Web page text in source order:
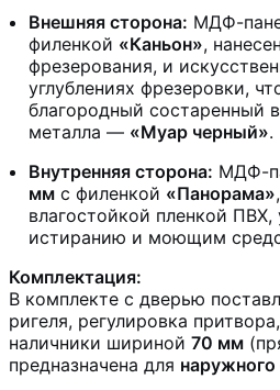
Внешняя сторона: МДФ-
филенкой «Каньон»,
фрезерования, и
углублениях фрезеровки,
благородный состаренный
металла — «Муар черный».
Внутренняя сторона: МДФ-
мм с филенкой «Панорама»
влагостойкой пленкой ПВХ,
истиранию и моющим
Комплектация:
В комплекте с дверью
ригеля, регулировка
наличники шириной 70 мм
предназначена для